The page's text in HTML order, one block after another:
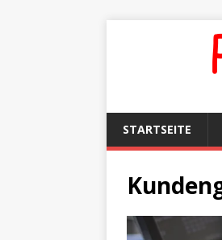
STARTSEITE